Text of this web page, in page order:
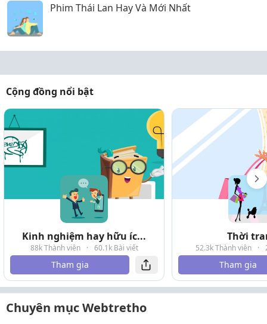
Phim Thái Lan Hay Và Mới Nhất
Cộng đồng nổi bật
Kinh nghiệm hay hữu íc...
88k Thành viên · 60.1k Bài viết
Tham gia
Thời
52.3k Thành viên ·
Tham gia
Chuyên mục Webtretho